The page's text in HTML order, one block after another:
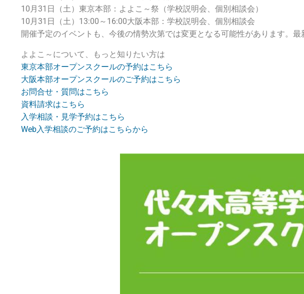
10月31日（土）東京本部：よよこ～祭（学校説明会、個別相談会）
10月31日（土）13:00～16:00大阪本部：学校説明会、個別相談会
開催予定のイベントも、今後の情勢次第では変更となる可能性があります。
よよこ～について、もっと知りたい方は
東京本部オープンスクールの予約はこちら
大阪本部オープンスクールのご予約はこちら
お問合せ・質問はこちら
資料請求はこちら
入学相談・見学予約はこちら
Web入学相談のご予約はこちらから